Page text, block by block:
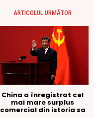
ARTICOLUL URMĂTOR
China a înregistrat cel
mai mare surplus
comercial din istoria sa